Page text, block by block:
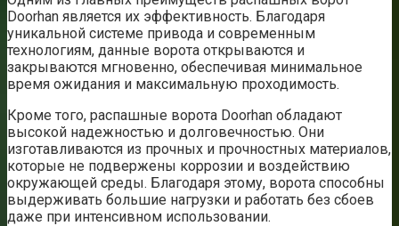
Doorhan является их эффективность. Благодаря
уникальной системе привода и современным
технологиям, данные ворота открываются и
закрываются мгновенно, обеспечивая минимальное
время ожидания и максимальную проходимость.
Кроме того, распашные ворота Doorhan обладают
высокой надежностью и долговечностью. Они
изготавливаются из прочных и прочностных материалов,
которые не подвержены коррозии и воздействию
окружающей среды. Благодаря этому, ворота способны
выдерживать большие нагрузки и работать без сбоев
даже при интенсивном использовании.